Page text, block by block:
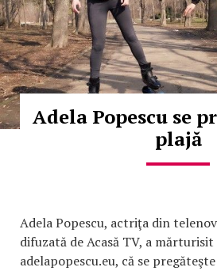
Adela Popescu se
plajă
Adela Popescu, actriţa din
difuzată de Acasă TV, a
adelapopescu.eu, că se